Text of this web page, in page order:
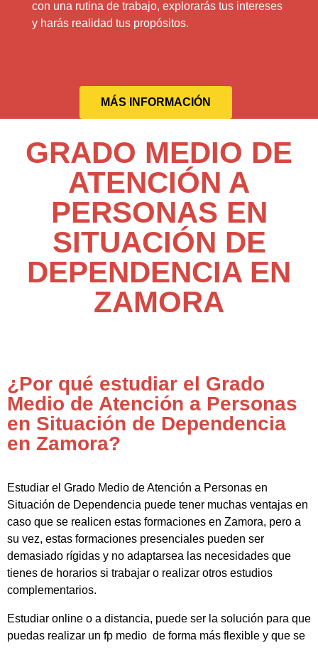
con una rutina de trabajo, explorarás tus intereses
y harás realidad tus propósitos.
MÁS INFORMACIÓN
GRADO MEDIO DE
ATENCIÓN A
PERSONAS EN
SITUACIÓN DE
DEPENDENCIA EN
ZAMORA
¿Por qué estudiar el Grado
Medio de Atención a Personas
en Situación de Dependencia
en Zamora?
Estudiar el Grado Medio de Atención a Personas en
Situación de Dependencia puede tener muchas ventajas en
caso que se realicen estas formaciones en Zamora, pero a
su vez, estas formaciones presenciales pueden ser
demasiado rígidas y no adaptarsea las necesidades que
tienes de horarios si trabajar o realizar otros estudios
complementarios.
Estudiar online o a distancia, puede ser la solución para que
puedas realizar un fp medio de forma más flexible y que se